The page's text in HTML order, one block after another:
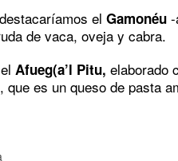
el Gamonéu
de vaca, oveja y cabra.
Afueg(a’l Pitu, elaborado
, que es un queso de pasta